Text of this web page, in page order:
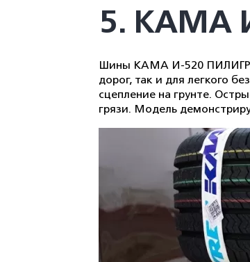
5. КАМА
Шины КАМА И-520
дорог, так и для легкого
сцепление на грунте.
грязи. Модель